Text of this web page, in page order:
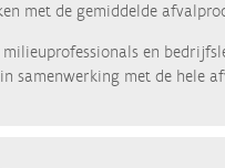
met de gemiddelde
en
samenwerking met de hele